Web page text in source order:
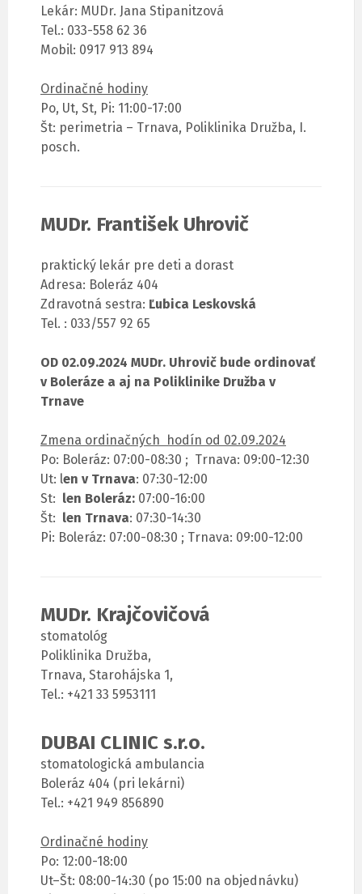
Lekár: MUDr. Jana Stipanitzová
Tel.: 033-558 62 36
Mobil: 0917 913 894
Ordinačné hodiny
Po, Ut, St, Pi: 11:00-17:00
Št: perimetria – Trnava, Poliklinika Družba, I.
posch.
MUDr. František Uhrovič
praktický lekár pre deti a dorast
Adresa: Boleráz 404
Zdravotná sestra: Ľubica Leskovská
Tel. : 033/557 92 65
OD 02.09.2024 MUDr. Uhrovič bude ordinovať
v Boleráze a aj na Poliklinike Družba v
Trnave
Zmena ordinačných hodín od 02.09.2024
Po: Boleráz: 07:00-08:30 ; Trnava: 09:00-12:30
Ut: len v Trnava: 07:30-12:00
St: len Boleráz: 07:00-16:00
Št: len Trnava: 07:30-14:30
Pi: Boleráz: 07:00-08:30 ; Trnava: 09:00-12:00
MUDr. Krajčovičová
stomatológ
Poliklinika Družba,
Trnava, Starohájska 1,
Tel.: +421 33 5953111
DUBAI CLINIC s.r.o.
stomatologická ambulancia
Boleráz 404 (pri lekárni)
Tel.: +421 949 856890
Ordinačné hodiny
Po: 12:00-18:00
Ut–Št: 08:00-14:30 (po 15:00 na objednávku)